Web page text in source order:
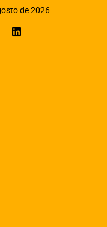
de 2026